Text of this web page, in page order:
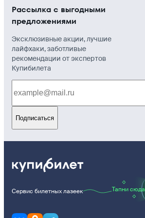
Рассылка с выгодными
предложениями
Эксклюзивные акции, лучшие
лайфхаки, заботливые
рекомендации от экспертов
Купибилета
Подписаться
Сервис билетных лазеек Тапни сюда